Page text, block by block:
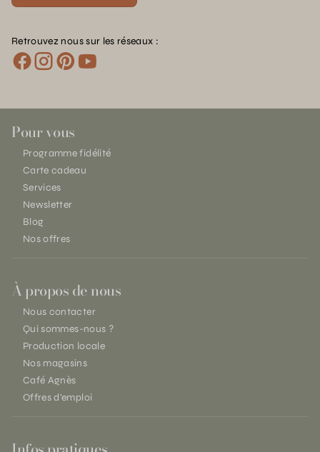
Retrouvez nous sur les réseaux :
Pour vous
Programme fidélité
Carte cadeau
Services
Newsletter
Blog
Nos offres
À propos de nous
Nous contacter
Qui sommes-nous ?
Production locale
Nos magasins
Café Agnès
Offres d'emploi